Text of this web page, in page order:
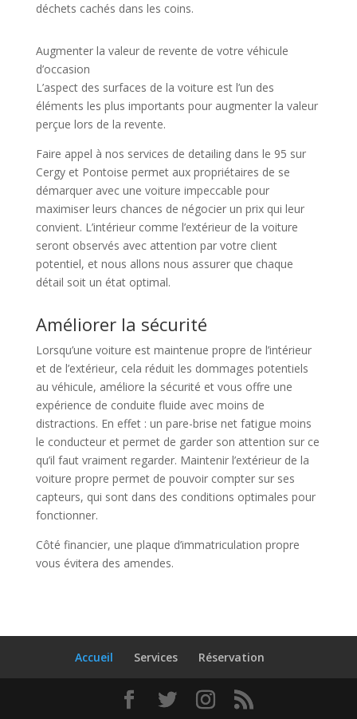
déchets cachés dans les coins.
Augmenter la valeur de revente de votre véhicule
d’occasion
L’aspect des surfaces de la voiture est l’un des
éléments les plus importants pour augmenter la valeur
perçue lors de la revente.
Faire appel à nos services de detailing dans le 95 sur
Cergy et Pontoise permet aux propriétaires de se
démarquer avec une voiture impeccable pour
maximiser leurs chances de négocier un prix qui leur
convient. L’intérieur comme l’extérieur de la voiture
seront observés avec attention par votre client
potentiel, et nous allons nous assurer que chaque
détail soit un état optimal.
Améliorer la sécurité
Lorsqu’une voiture est maintenue propre de l’intérieur
et de l’extérieur, cela réduit les dommages potentiels
au véhicule, améliore la sécurité et vous offre une
expérience de conduite fluide avec moins de
distractions. En effet : un pare-brise net fatigue moins
le conducteur et permet de garder son attention sur ce
qu’il faut vraiment regarder. Maintenir l’extérieur de la
voiture propre permet de pouvoir compter sur ses
capteurs, qui sont dans des conditions optimales pour
fonctionner.
Côté financier, une plaque d’immatriculation propre
vous évitera des amendes.
Accueil Services Réservation